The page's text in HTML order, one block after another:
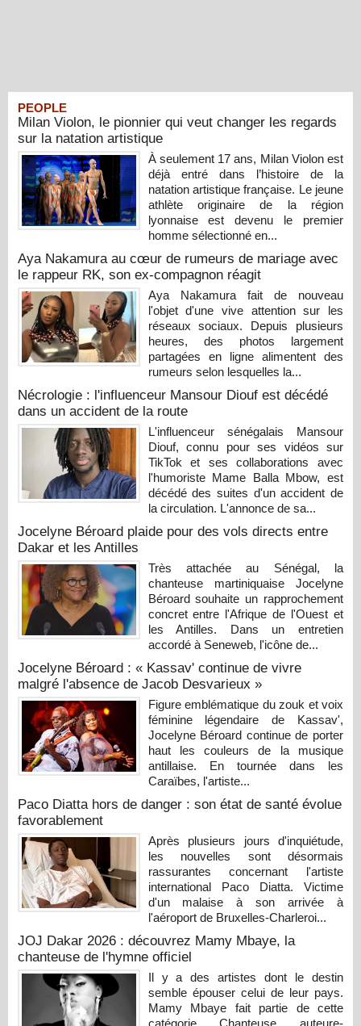
PEOPLE
Milan Violon, le pionnier qui veut changer les regards
sur la natation artistique
À seulement 17 ans, Milan Violon est
déjà entré dans l’histoire de la
natation artistique française. Le jeune
athlète originaire de la région
lyonnaise est devenu le premier
homme sélectionné en...
Aya Nakamura au cœur de rumeurs de mariage avec
le rappeur RK, son ex-compagnon réagit
Aya Nakamura fait de nouveau
l'objet d'une vive attention sur les
réseaux sociaux. Depuis plusieurs
heures, des photos largement
partagées en ligne alimentent des
rumeurs selon lesquelles la...
Nécrologie : l'influenceur Mansour Diouf est décédé
dans un accident de la route
L'influenceur sénégalais Mansour
Diouf, connu pour ses vidéos sur
TikTok et ses collaborations avec
l'humoriste Mame Balla Mbow, est
décédé des suites d'un accident de
la circulation. L'annonce de sa...
Jocelyne Béroard plaide pour des vols directs entre
Dakar et les Antilles
Très attachée au Sénégal, la
chanteuse martiniquaise Jocelyne
Béroard souhaite un rapprochement
concret entre l'Afrique de l'Ouest et
les Antilles. Dans un entretien
accordé à Seneweb, l'icône de...
Jocelyne Béroard : « Kassav' continue de vivre
malgré l'absence de Jacob Desvarieux »
Figure emblématique du zouk et voix
féminine légendaire de Kassav',
Jocelyne Béroard continue de porter
haut les couleurs de la musique
antillaise. En tournée dans les
Caraïbes, l'artiste...
Paco Diatta hors de danger : son état de santé évolue
favorablement
Après plusieurs jours d'inquiétude,
les nouvelles sont désormais
rassurantes concernant l'artiste
international Paco Diatta. Victime
d'un malaise à son arrivée à
l'aéroport de Bruxelles-Charleroi...
JOJ Dakar 2026 : découvrez Mamy Mbaye, la
chanteuse de l'hymne officiel
Il y a des artistes dont le destin
semble épouser celui de leur pays.
Mamy Mbaye fait partie de cette
catégorie. Chanteuse, auteure-